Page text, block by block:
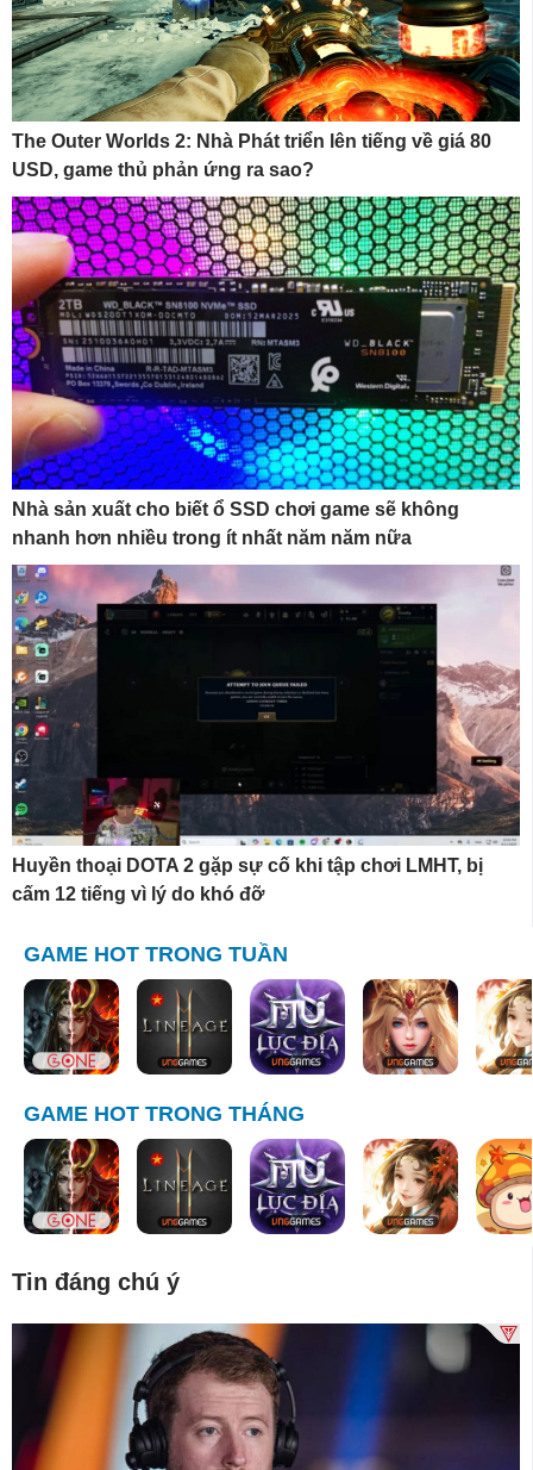
The Outer Worlds 2: Nhà Phát triển lên tiếng về giá 80
USD, game thủ phản ứng ra sao?
Nhà sản xuất cho biết ổ SSD chơi game sẽ không
nhanh hơn nhiều trong ít nhất năm năm nữa
Huyền thoại DOTA 2 gặp sự cố khi tập chơi LMHT, bị
cấm 12 tiếng vì lý do khó đỡ
GAME HOT TRONG TUẦN
GAME HOT TRONG THÁNG
Tin đáng chú ý